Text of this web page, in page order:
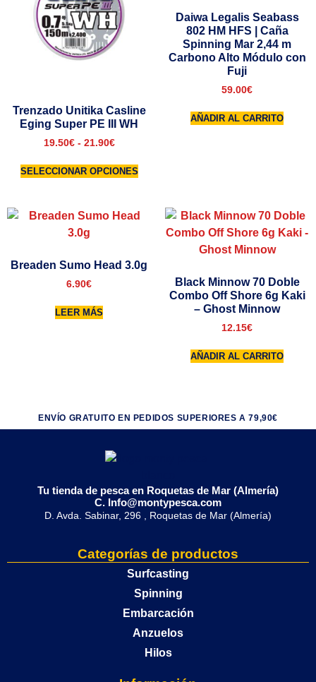
Trenzado Unitika Casline
Eging Super PE III WH
19.50€ - 21.90€
SELECCIONAR OPCIONES
Daiwa Legalis Seabass
802 HM HFS | Caña
Spinning Mar 2,44 m
Carbono Alto Módulo con
Fuji
59.00€
AÑADIR AL CARRITO
Breaden Sumo Head 3.0g
6.90€
LEER MÁS
Black Minnow 70 Doble
Combo Off Shore 6g Kaki
– Ghost Minnow
12.15€
AÑADIR AL CARRITO
ENVÍO GRATUITO EN PEDIDOS SUPERIORES A 79,90€
Tu tienda de pesca en Roquetas de Mar (Almería)
C. Info@montypesca.com
D. Avda. Sabinar, 296 , Roquetas de Mar (Almería)
Categorías de productos
Surfcasting
Spinning
Embarcación
Anzuelos
Hilos